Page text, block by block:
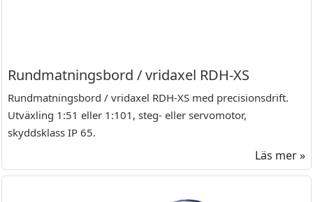
Rundmatningsbord / vridaxel RDH-XS
Rundmatningsbord / vridaxel RDH-XS med precisionsdrift.
Utväxling 1:51 eller 1:101, steg- eller servomotor,
skyddsklass IP 65.
Läs mer »